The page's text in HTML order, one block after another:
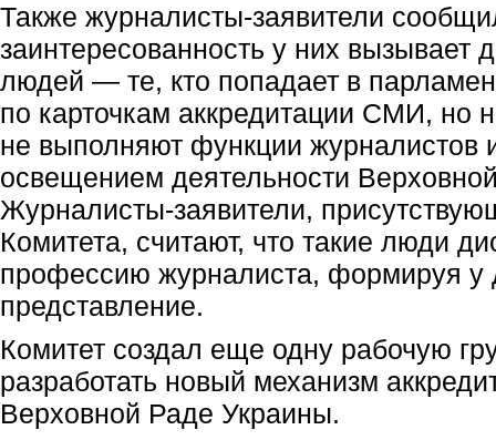
Также журналисты-заявители
заинтересованность у них вызывает
людей — те, кто попадает в
по карточкам аккредитации СМИ, но
не выполняют функции журналистов
освещением деятельности
Журналисты-заявители,
Комитета, считают, что такие люди
профессию журналиста, формируя у
представление.
Комитет создал еще одну рабочую
разработать новый механизм
Верховной Раде Украины.